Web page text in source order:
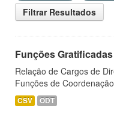
Filtrar Resultados
Funções Gratificadas
Relação de Cargos de
Funções de
CSV ODT